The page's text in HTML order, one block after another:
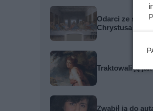
Odarci ze
Chrystusa
Traktowali ją
Zwabił ją do